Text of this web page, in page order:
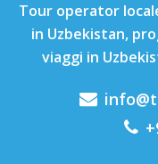
Tour operator
in Uzbekistan,
viaggi in